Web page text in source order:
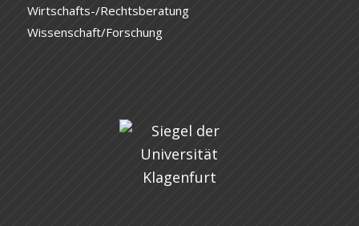
Wirtschafts-/Rechtsberatung
Wissenschaft/Forschung